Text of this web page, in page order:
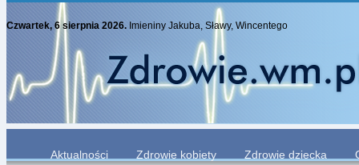
Czwartek, 6 sierpnia 2026. Imieniny Jakuba, Sławy, Wincentego
Aktualności Zdrowie kobiety Zdrowie dziecka